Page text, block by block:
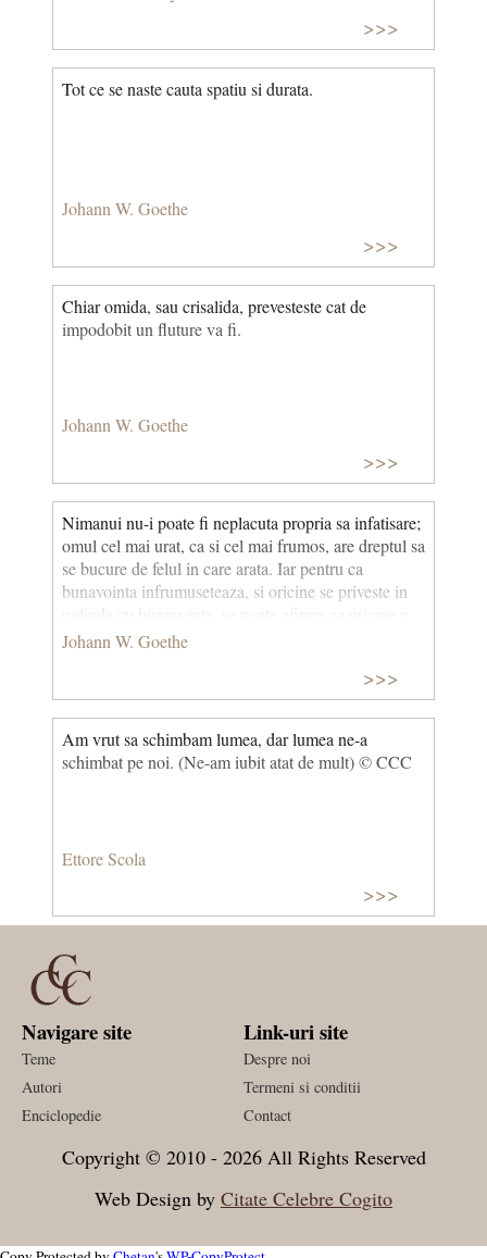
>>>
Tot ce se naste cauta spatiu si durata.
Johann W. Goethe
>>>
Chiar omida, sau crisalida, prevesteste cat de
impodobit un fluture va fi.
Johann W. Goethe
>>>
Nimanui nu-i poate fi neplacuta propria sa infatisare;
omul cel mai urat, ca si cel mai frumos, are dreptul sa
se bucure de felul in care arata. Iar pentru ca
bunavointa infrumuseteaza, si oricine se priveste in
oglinda cu bunavointa, se poate afirma ca oricine e
ingaduitor fata de el.
Johann W. Goethe
>>>
Am vrut sa schimbam lumea, dar lumea ne-a
schimbat pe noi. (Ne-am iubit atat de mult) © CCC
Ettore Scola
>>>
Navigare site
Teme
Autori
Enciclopedie
Link-uri site
Despre noi
Termeni si conditii
Contact
Copyright © 2010 - 2026 All Rights Reserved
Web Design by Citate Celebre Cogito